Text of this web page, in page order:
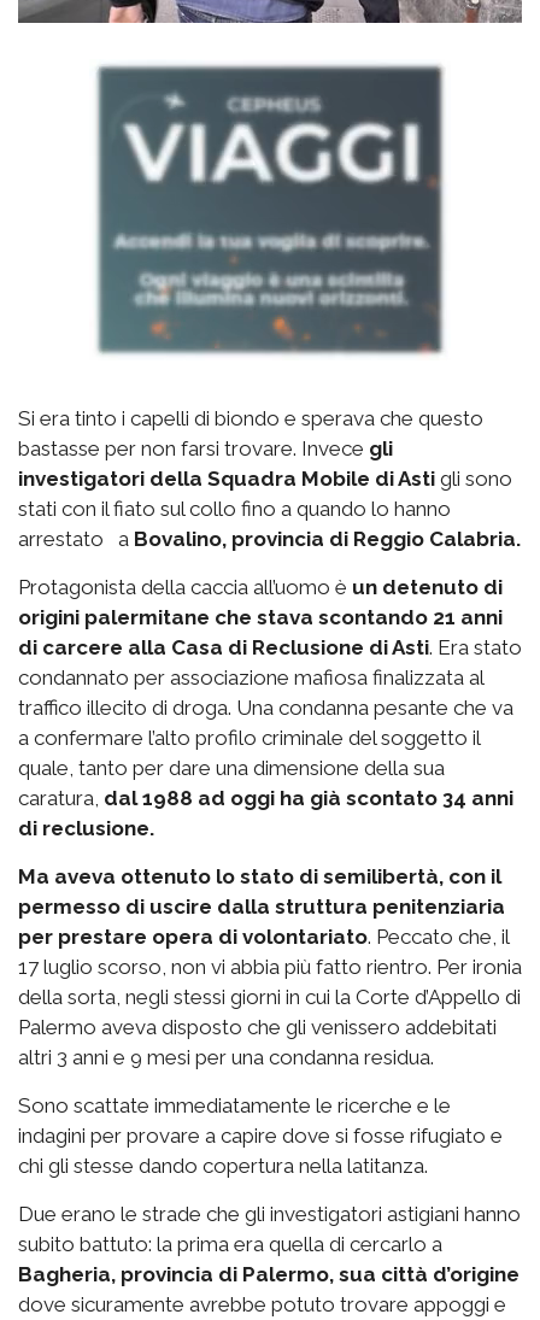
Si era tinto i capelli di biondo e sperava che questo
bastasse per non farsi trovare. Invece gli
investigatori della Squadra Mobile di Asti gli sono
stati con il fiato sul collo fino a quando lo hanno
arrestato a Bovalino, provincia di Reggio Calabria.
Protagonista della caccia all’uomo è un detenuto di
origini palermitane che stava scontando 21 anni
di carcere alla Casa di Reclusione di Asti. Era stato
condannato per associazione mafiosa finalizzata al
traffico illecito di droga. Una condanna pesante che va
a confermare l’alto profilo criminale del soggetto il
quale, tanto per dare una dimensione della sua
caratura, dal 1988 ad oggi ha già scontato 34 anni
di reclusione.
Ma aveva ottenuto lo stato di semilibertà, con il
permesso di uscire dalla struttura penitenziaria
per prestare opera di volontariato. Peccato che, il
17 luglio scorso, non vi abbia più fatto rientro. Per ironia
della sorta, negli stessi giorni in cui la Corte d’Appello di
Palermo aveva disposto che gli venissero addebitati
altri 3 anni e 9 mesi per una condanna residua.
Sono scattate immediatamente le ricerche e le
indagini per provare a capire dove si fosse rifugiato e
chi gli stesse dando copertura nella latitanza.
Due erano le strade che gli investigatori astigiani hanno
subito battuto: la prima era quella di cercarlo a
Bagheria, provincia di Palermo, sua città d’origine
dove sicuramente avrebbe potuto trovare appoggi e